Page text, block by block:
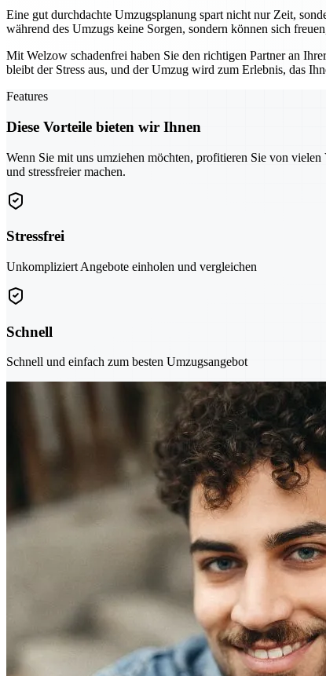
Eine gut durchdachte Umzugsplanung spart nicht nur Zeit,
während des Umzugs keine Sorgen, sondern können sich
Mit Welzow schadenfrei haben Sie den richtigen Partner an
bleibt der Stress aus, und der Umzug wird zum Erlebnis, das
Features
Diese Vorteile bieten wir Ihnen
Wenn Sie mit uns umziehen möchten, profitieren Sie von
und stressfreier machen.
Stressfrei
Unkompliziert Angebote einholen und vergleichen
Schnell
Schnell und einfach zum besten Umzugsangebot